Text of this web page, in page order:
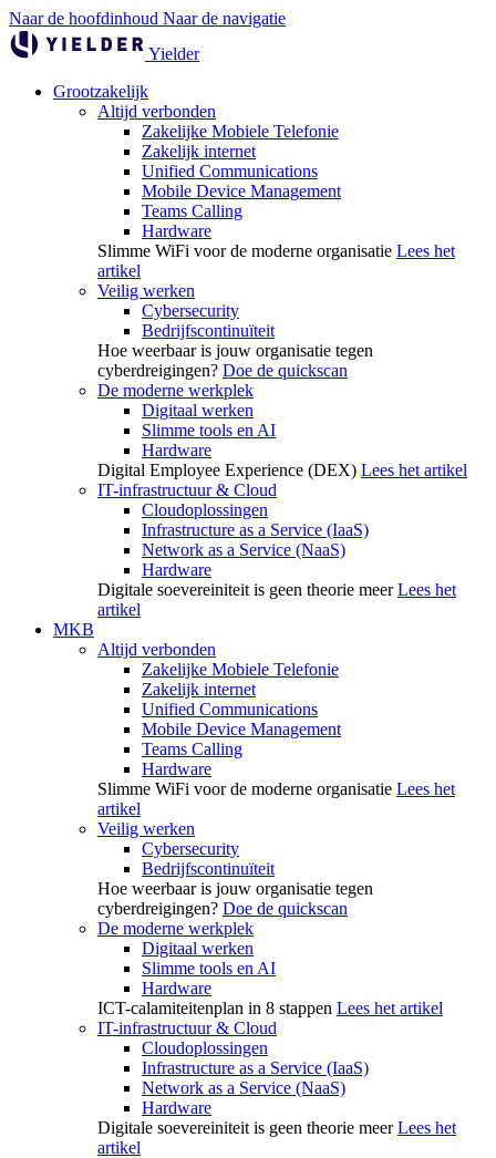
Naar de hoofdinhoud Naar de navigatie
Yielder
Grootzakelijk
Altijd verbonden
Zakelijke Mobiele Telefonie
Zakelijk internet
Unified Communications
Mobile Device Management
Teams Calling
Hardware
Slimme WiFi voor de moderne organisatie Lees het
artikel
Veilig werken
Cybersecurity
Bedrijfscontinuïteit
Hoe weerbaar is jouw organisatie tegen
cyberdreigingen? Doe de quickscan
De moderne werkplek
Digitaal werken
Slimme tools en AI
Hardware
Digital Employee Experience (DEX) Lees het artikel
IT-infrastructuur & Cloud
Cloudoplossingen
Infrastructure as a Service (IaaS)
Network as a Service (NaaS)
Hardware
Digitale soevereiniteit is geen theorie meer Lees het
artikel
MKB
Altijd verbonden
Zakelijke Mobiele Telefonie
Zakelijk internet
Unified Communications
Mobile Device Management
Teams Calling
Hardware
Slimme WiFi voor de moderne organisatie Lees het
artikel
Veilig werken
Cybersecurity
Bedrijfscontinuïteit
Hoe weerbaar is jouw organisatie tegen
cyberdreigingen? Doe de quickscan
De moderne werkplek
Digitaal werken
Slimme tools en AI
Hardware
ICT-calamiteitenplan in 8 stappen Lees het artikel
IT-infrastructuur & Cloud
Cloudoplossingen
Infrastructure as a Service (IaaS)
Network as a Service (NaaS)
Hardware
Digitale soevereiniteit is geen theorie meer Lees het
artikel